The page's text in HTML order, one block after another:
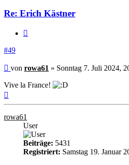
Re: Erich Kästner
#49
Beitrag
von rowa61 » Sonntag 7. Juli 2024,
Vive la France!
oben
rowa61
User
Beiträge: 5431
Registriert: Samstag 19. Januar